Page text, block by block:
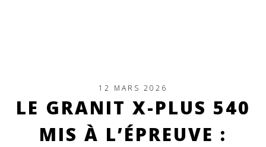
12 MARS 2026
LE GRANIT X-PLUS 540
MIS À L’ÉPREUVE :